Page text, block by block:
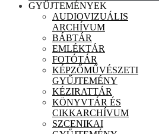
GYŰJTEMÉNYEK
AUDIOVIZUÁLIS
ARCHÍVUM
BÁBTÁR
EMLÉKTÁR
FOTÓTÁR
KÉPZŐMŰVÉSZETI
GYŰJTEMÉNY
KÉZIRATTÁR
KÖNYVTÁR ÉS
CIKKARCHÍVUM
SZCENIKAI